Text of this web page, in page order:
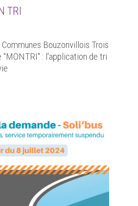
TRI
Bouzonvillois Trois
"MONTRI" : l'application de tri